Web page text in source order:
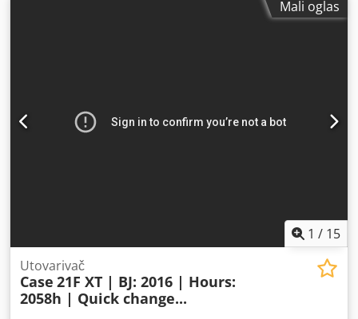
Mali oglas
1 / 15
Utovarivač
Case 21F XT | BJ: 2016 | Hours:
2058h | Quick change...